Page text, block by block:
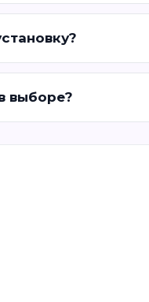
выборе?